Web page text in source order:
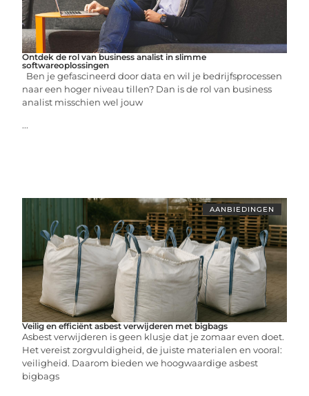
Ontdek de rol van business analist in slimme
softwareoplossingen
Ben je gefascineerd door data en wil je bedrijfsprocessen
naar een hoger niveau tillen? Dan is de rol van business
analist misschien wel jouw
...
AANBIEDINGEN
Veilig en efficiënt asbest verwijderen met bigbags
Asbest verwijderen is geen klusje dat je zomaar even doet.
Het vereist zorgvuldigheid, de juiste materialen en vooral:
veiligheid. Daarom bieden we hoogwaardige asbest
bigbags